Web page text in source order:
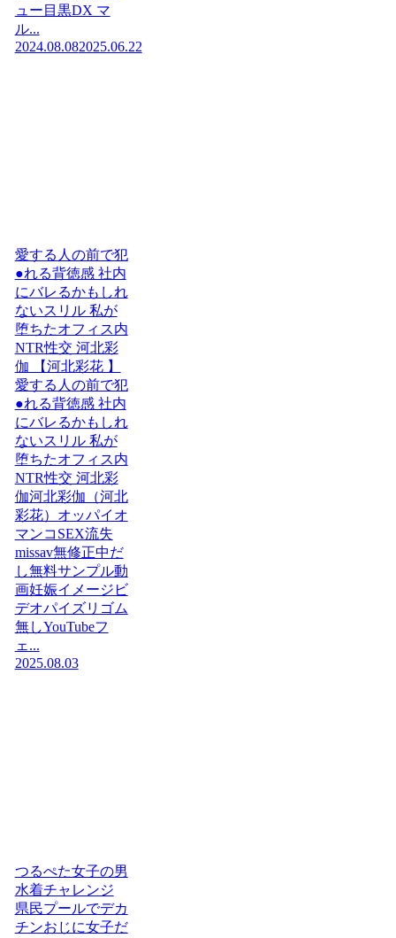
ュー目黒DX マ
ル...
2024.08.082025.06.22
愛する人の前で犯
●れる背徳感 社内
にバレるかもしれ
ないスリル 私が
堕ちたオフィス内
NTR性交 河北彩
伽 【河北彩花 】
愛する人の前で犯
●れる背徳感 社内
にバレるかもしれ
ないスリル 私が
堕ちたオフィス内
NTR性交 河北彩
伽河北彩伽（河北
彩花）オッパイオ
マンコSEX流失
missav無修正中だ
し無料サンプル動
画妊娠イメージビ
デオパイズリゴム
無しYouTubeフ
ェ...
2025.08.03
つるぺた女子の男
水着チャレンジ
県民プールでデカ
チンおじに女子だ